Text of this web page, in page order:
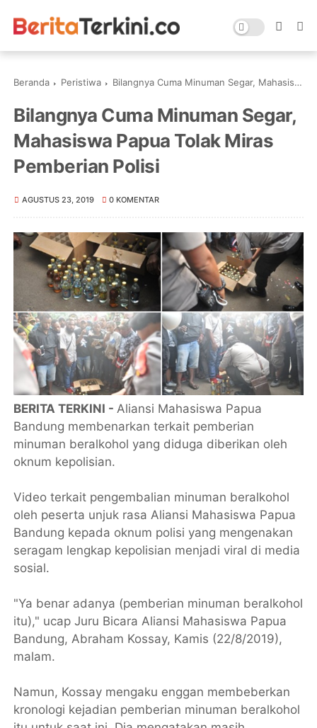
Beranda Peristiwa Bilangnya Cuma Minuman Segar, Mahasiswa Papua Tolak Miras Pemberian Polisi
Bilangnya Cuma Minuman Segar,
Mahasiswa Papua Tolak Miras
Pemberian Polisi
AGUSTUS 23, 2019 0 KOMENTAR
BERITA TERKINI -Aliansi Mahasiswa Papua
Bandung membenarkan terkait pemberian
minuman beralkohol yang diduga diberikan oleh
oknum kepolisian.
Video terkait pengembalian minuman beralkohol
oleh peserta unjuk rasa Aliansi Mahasiswa Papua
Bandung kepada oknum polisi yang mengenakan
seragam lengkap kepolisian menjadi viral di media
sosial.
"Ya benar adanya (pemberian minuman beralkohol
itu)," ucap Juru Bicara Aliansi Mahasiswa Papua
Bandung, Abraham Kossay, Kamis (22/8/2019),
malam.
Namun, Kossay mengaku enggan membeberkan
kronologi kejadian pemberian minuman beralkohol